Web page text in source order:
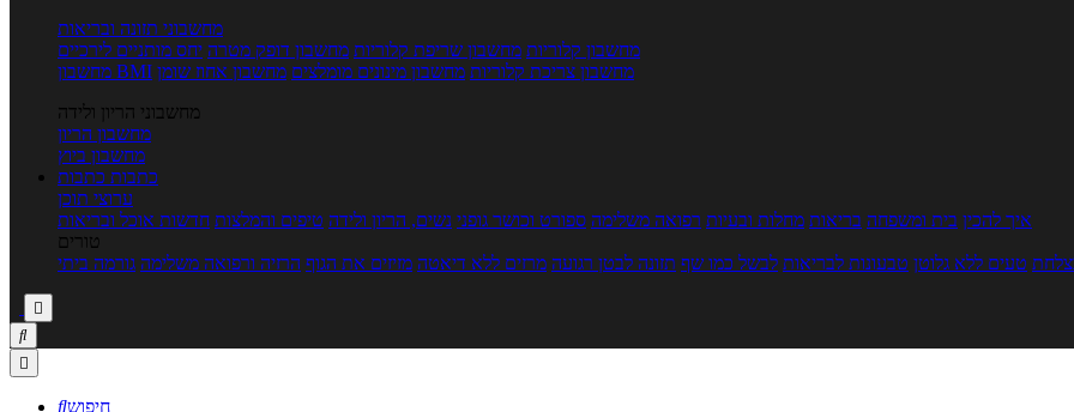
מחשבוני תזונה ובריאות
מחשבון קלוריות מחשבון שריפת קלוריות מחשבון דופק מטרה יחס מותניים לירכיים
מחשבון BMI
מחשבון צריכת קלוריות מחשבון מינונים מומלצים מחשבון אחוז שומן
מחשבוני הריון ולידה
מחשבון הריון
מחשבון ביוץ
כתבות כתבות
ערוצי תוכן
איך להכין בית ומשפחה בריאות מחלות ובעיות רפואה משלימה ספורט וכושר גופני נשים, הריון ולידה טיפים והמלצות חדשות אוכל ובריאות
טורים
טעים ללא גלוטן טבעונות לבריאות לבשל כמו שף תזונה לבטן רגועה מרזים ללא דיאטה מזיזים את הגוף הרזיה ורפואה משלימה גורמה ביתי



חיפוש